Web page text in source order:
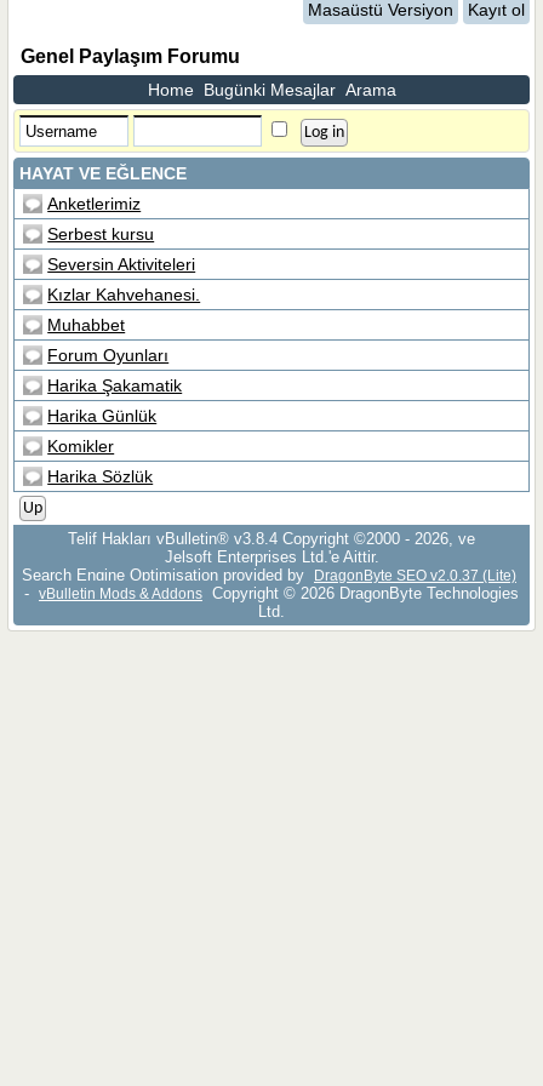
Masaüstü Versiyon Kayıt ol
Genel Paylaşım Forumu
Home Bugünki Mesajlar Arama
HAYAT VE EĞLENCE
Anketlerimiz
Serbest kursu
Seversin Aktiviteleri
Kızlar Kahvehanesi.
Muhabbet
Forum Oyunları
Harika Şakamatik
Harika Günlük
Komikler
Harika Sözlük
Up
Telif Hakları vBulletin® v3.8.4 Copyright ©2000 - 2026, ve
Jelsoft Enterprises Ltd.'e Aittir.
Search Engine Optimisation provided by
DragonByte SEO v2.0.37 (Lite)
- vBulletin Mods & Addons
Copyright © 2026 DragonByte Technologies
Ltd.